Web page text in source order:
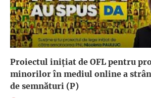
Proiectul inițiat de OFL pentru
minorilor în mediul online a
de semnături (P)